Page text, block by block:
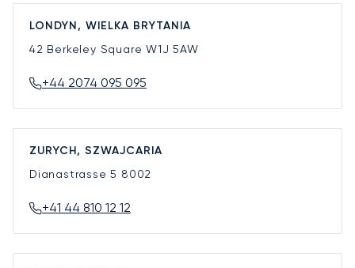
LONDYN, WIELKA BRYTANIA
42 Berkeley SquareW1J 5AW
+44 2074 095 095
ZURYCH, SZWAJCARIA
Dianastrasse 5 8002
+41 44 810 12 12